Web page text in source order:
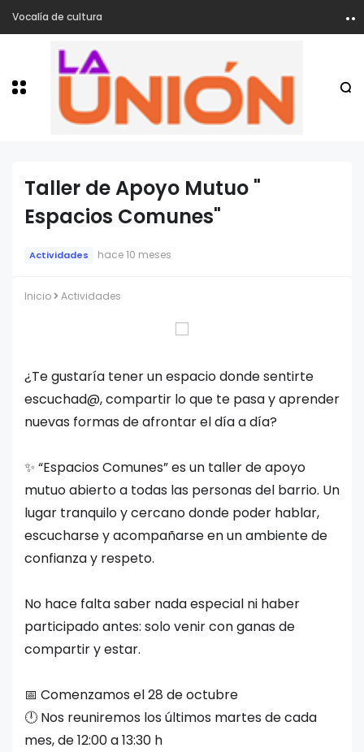
Vocalía de cultura
Taller de Apoyo Mutuo "
Espacios Comunes"
Actividades hace 10 meses
Inicio Actividades
¿Te gustaría tener un espacio donde sentirte
escuchad@, compartir lo que te pasa y aprender
nuevas formas de afrontar el día a día?
✨ “Espacios Comunes” es un taller de apoyo
mutuo abierto a todas las personas del barrio. Un
lugar tranquilo y cercano donde poder hablar,
escucharse y acompañarse en un ambiente de
confianza y respeto.
No hace falta saber nada especial ni haber
participado antes: solo venir con ganas de
compartir y estar.
📅 Comenzamos el 28 de octubre
🕛 Nos reuniremos los últimos martes de cada
mes, de 12:00 a 13:30 h